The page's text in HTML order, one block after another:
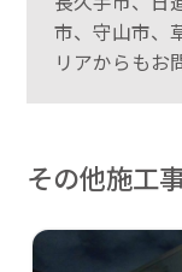
市、守山市、
リアからもお
その他施工